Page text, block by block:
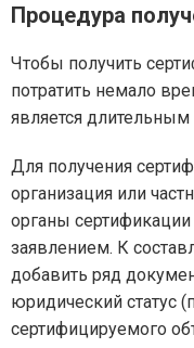
Процедура
Чтобы получить
потратить немало
является
Для получения
организация или
органы
заявлением. К
добавить ряд
юридический статус
сертифицируемого